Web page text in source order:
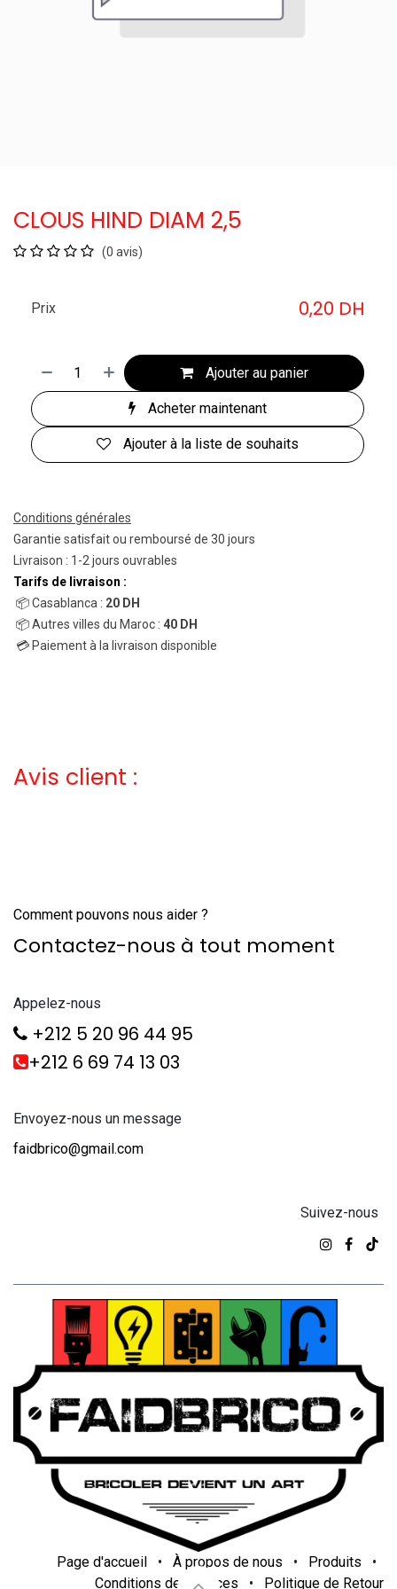
CLOUS HIND DIAM 2,5
(0 avis)
Ajouter au panier
Acheter maintenant
Ajouter à la liste de souhaits
Prix 0,20 DH
Conditions générales
Garantie satisfait ou remboursé de 30 jours
Livraison : 1-2 jours ouvrables
Tarifs de livraison :
📦 Casablanca : 20 DH
📦 Autres villes du Maroc : 40 DH
💳 Paiement à la livraison disponible
Avis client :
Comment pouvons nous aider ?
Contactez-nous à tout moment
Appelez-nous
+212 5 20 96 44 95
+212 6 69 74 13 03
Envoyez-nous un message
faidbrico@gmail.com
Suivez-nous
Page d'accueil • À propos de nous • Produits
•
Conditions de services
• Politique de Retour